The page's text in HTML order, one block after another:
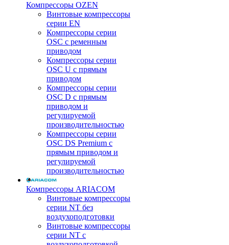
Компрессоры OZEN
Винтовые компрессоры
серии EN
Компрессоры серии
OSC с ременным
приводом
Компрессоры серии
OSC U с прямым
приводом
Компрессоры серии
OSC D с прямым
приводом и
регулируемой
производительностью
Компрессоры серии
OSC DS Premium с
прямым приводом и
регулируемой
производительностью
Компрессоры ARIACOM
Винтовые компрессоры
серии NT без
воздухоподготовки
Винтовые компрессоры
серии NT c